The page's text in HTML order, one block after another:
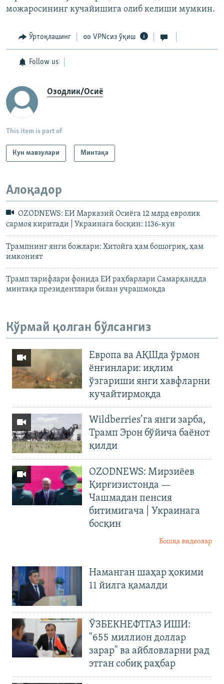
можаросининг кучайишига олиб келиши мумкин.
Ўртоқлашинг VPNсиз ўқиш
Follow us
Озодлик/Осиё
This item is part of
Кун мавзулари Минтақа
Алоқадор
OZODNEWS: ЕИ Марказий Осиёга 12 млрд евролик
сармоя киритади | Украинага босқин: 1136-кун
Трампнинг янги божлари: Хитойга ҳам бошоғриқ, ҳам
имконият
Трамп тарифлари фонида ЕИ раҳбарлари Самарқандда
минтақа президентлари билан учрашмоқда
Кўрмай қолган бўлсангиз
Европа ва АҚШда ўрмон
ёнғинлари: иқлим
ўзгариши янги хавфларни
кучайтирмоқда
Wildberries’га янги зарба,
Трамп Эрон бўйича баёнот
қилди
OZODNEWS: Мирзиёев
Қирғизистонда —
Чашмадан пенсия
битимигача | Украинага
босқин
Бошқа видеолар
Наманган шаҳар ҳокими
11 йилга қамалди
ЎЗБЕКНЕФТГАЗ ИШИ:
"655 миллион доллар
зарар" ва айбловларни рад
этган собиқ раҳбар